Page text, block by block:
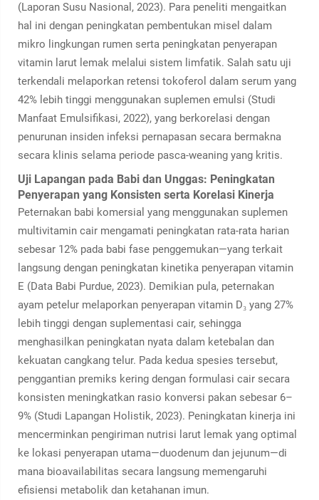
(Laporan Susu Nasional, 2023). Para peneliti mengaitkan
hal ini dengan peningkatan pembentukan misel dalam
mikro lingkungan rumen serta peningkatan penyerapan
vitamin larut lemak melalui sistem limfatik. Salah satu uji
terkendali melaporkan retensi tokoferol dalam serum yang
42% lebih tinggi menggunakan suplemen emulsi (Studi
Manfaat Emulsifikasi, 2022), yang berkorelasi dengan
penurunan insiden infeksi pernapasan secara bermakna
secara klinis selama periode pasca-weaning yang kritis.
Uji Lapangan pada Babi dan Unggas: Peningkatan
Penyerapan yang Konsisten serta Korelasi Kinerja
Peternakan babi komersial yang menggunakan suplemen
multivitamin cair mengamati peningkatan rata-rata harian
sebesar 12% pada babi fase penggemukan—yang terkait
langsung dengan peningkatan kinetika penyerapan vitamin
E (Data Babi Purdue, 2023). Demikian pula, peternakan
ayam petelur melaporkan penyerapan vitamin D₃ yang 27%
lebih tinggi dengan suplementasi cair, sehingga
menghasilkan peningkatan nyata dalam ketebalan dan
kekuatan cangkang telur. Pada kedua spesies tersebut,
penggantian premiks kering dengan formulasi cair secara
konsisten meningkatkan rasio konversi pakan sebesar 6–
9% (Studi Lapangan Holistik, 2023). Peningkatan kinerja ini
mencerminkan pengiriman nutrisi larut lemak yang optimal
ke lokasi penyerapan utama—duodenum dan jejunum—di
mana bioavailabilitas secara langsung memengaruhi
efisiensi metabolik dan ketahanan imun.